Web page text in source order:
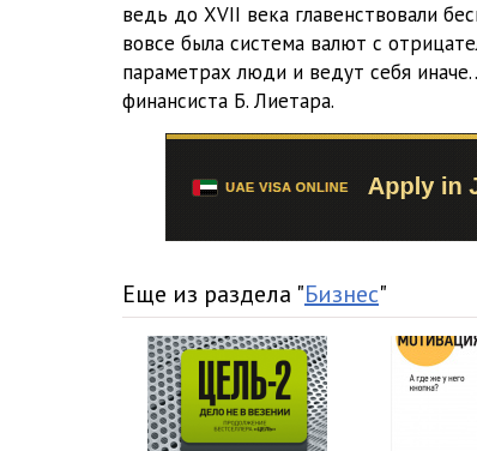
012_dud
013_dud
014_dud
015_dud
018_dud
019_dud
020_dud
ведь до XVII века главенствовали
вовсе была система валют с
параметрах люди и ведут себя
финансиста Б. Лиетара.
Еще из раздела "Бизнес"